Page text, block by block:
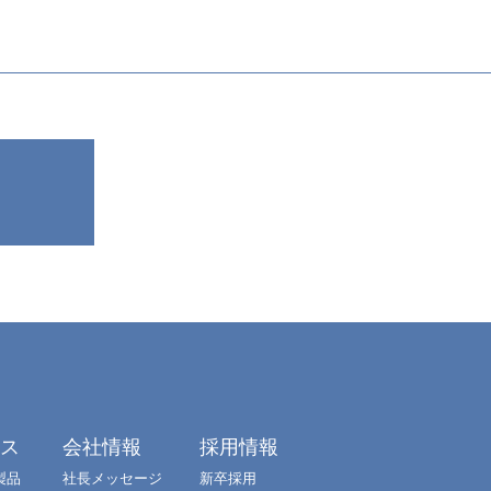
ス
品
会社情報
社長メッセージ
採用情報
新卒採用